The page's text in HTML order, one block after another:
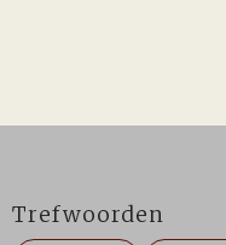
Trefwoorden